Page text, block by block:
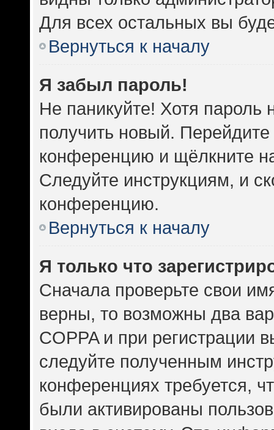
Для всех остальных вы
Вернуться к началу
Я забыл пароль!
Не паникуйте! Хотя пароль
получить новый.
конференцию и щёлкните
Следуйте инструкциям, и
конференцию.
Вернуться к началу
Я только что
Сначала проверьте свои
верны, то возможны два
COPPA и при регистрации
следуйте полученным
конференциях требуется,
были активированы